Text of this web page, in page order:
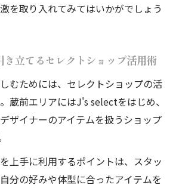
を取り入れてみてはいかがでしょう
き立てるセレクトショップ活用術
むためには、セレクトショップの活
蔵前エリアにはJ's selectをはじめ、
ザイナーのアイテムを扱うショップ
上手に利用するポイントは、スタッ
分の好みや体型に合ったアイテムを